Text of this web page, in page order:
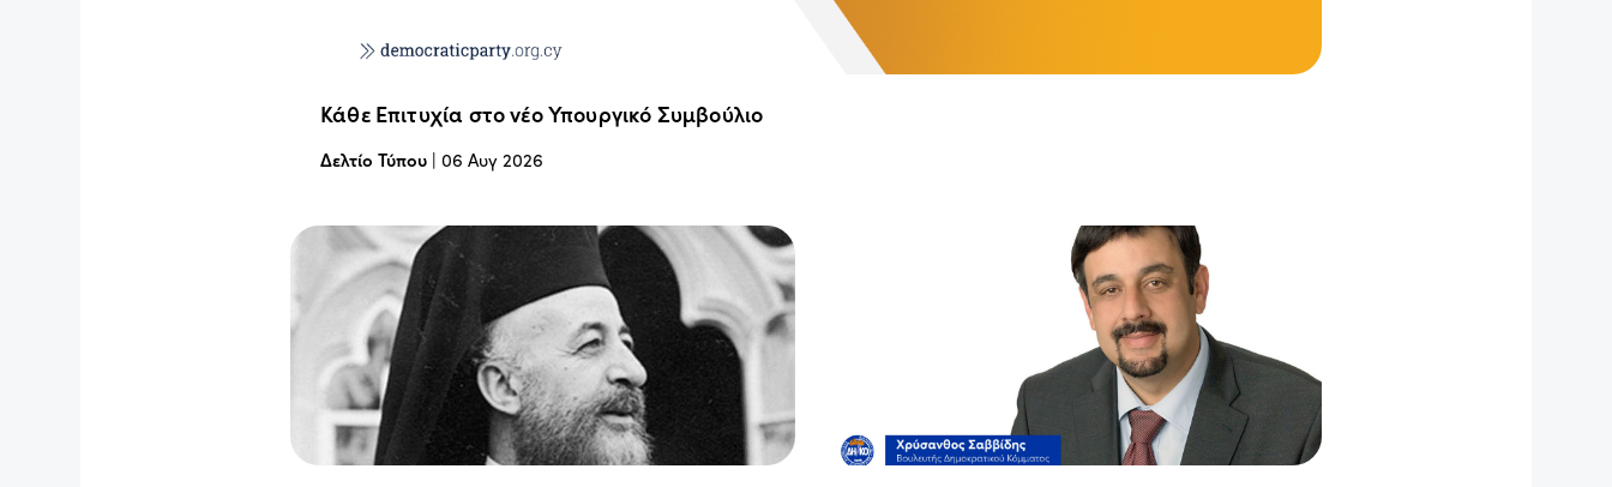
Κάθε Επιτυχία στο νέο Υπουργικό Συμβούλιο
Δελτίο Τύπου | 06 Αυγ 2026